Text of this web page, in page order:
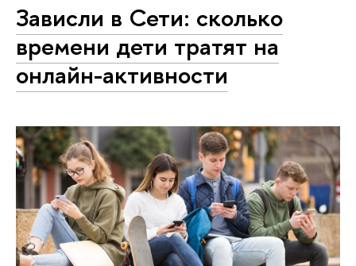
Зависли в Сети: сколько
времени дети тратят на
онлайн-активности